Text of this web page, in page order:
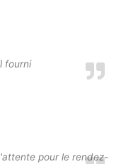
fourni
pour le rendez-